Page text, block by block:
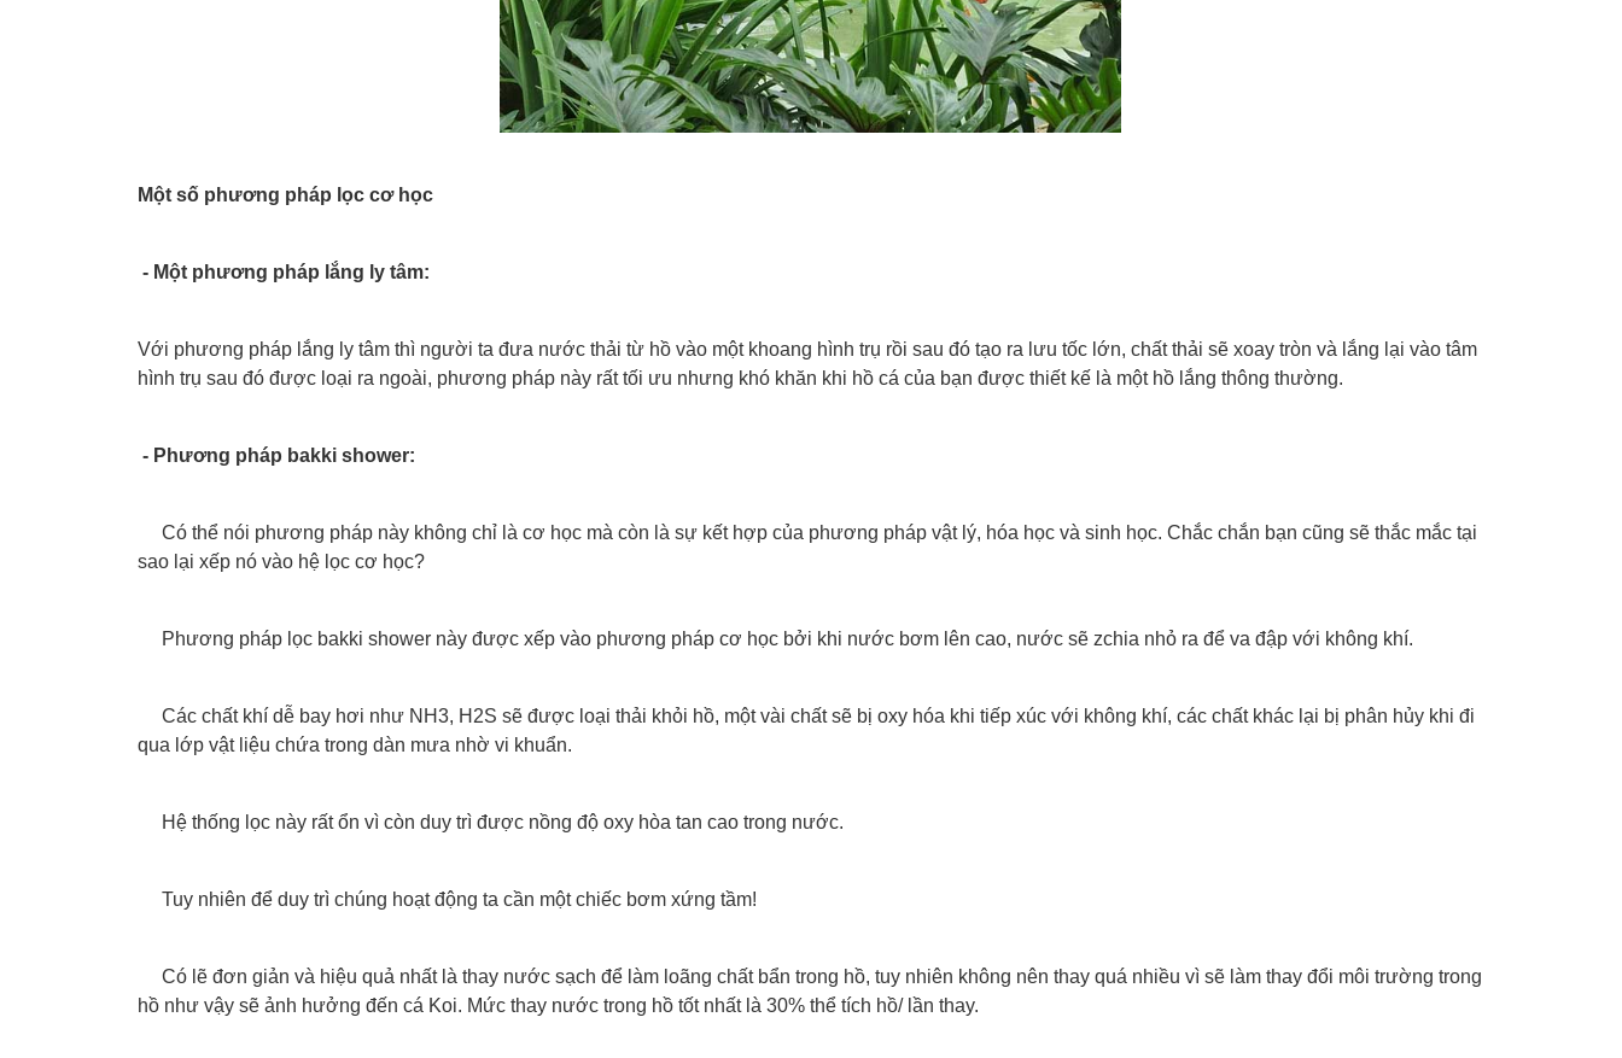
Một số phương pháp lọc cơ học
- Một phương pháp lắng ly tâm:
Với phương pháp lắng ly tâm thì người ta đưa nước thải từ hồ vào một khoang hình trụ rồi sau đó tạo ra lưu tốc lớn, chất thải sẽ xoay tròn và lắng lại vào tâm
hình trụ sau đó được loại ra ngoài, phương pháp này rất tối ưu nhưng khó khăn khi hồ cá của bạn được thiết kế là một hồ lắng thông thường.
- Phương pháp bakki shower:
Có thể nói phương pháp này không chỉ là cơ học mà còn là sự kết hợp của phương pháp vật lý, hóa học và sinh học.Chắc chắn bạn cũng sẽ thắc mắc tại
sao lại xếp nó vào hệ lọc cơ học?
Phương pháp lọc bakki shower này được xếp vào phương pháp cơ học bởi khi nước bơm lên cao, nước sẽ zchia nhỏ ra để va đập với không khí.
Các chất khí dễ bay hơi như NH3, H2S sẽ được loại thải khỏi hồ, một vài chất sẽ bị oxy hóa khi tiếp xúc với không khí, các chất khác lại bị phân hủy khi đi
qua lớp vật liệu chứa trong dàn mưa nhờ vi khuẩn.
Hệ thống lọc này rất ổn vì còn duy trì được nồng độ oxy hòa tan cao trong nước.
Tuy nhiên để duy trì chúng hoạt động ta cần một chiếc bơm xứng tầm!
Có lẽ đơn giản và hiệu quả nhất là thay nước sạch để làm loãng chất bẩn trong hồ, tuy nhiên không nên thay quá nhiều vì sẽ làm thay đổi môi trường trong
hồ như vậy sẽ ảnh hưởng đến cá Koi. Mức thay nước trong hồ tốt nhất là 30% thể tích hồ/ lần thay.